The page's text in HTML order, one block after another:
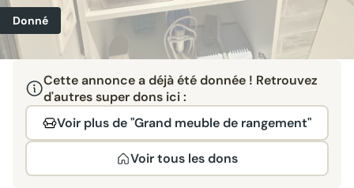
Donné
Cette annonce a déjà été donnée ! Retrouvez
d'autres super dons ici :
Voir plus de "Grand meuble de rangement"
Voir tous les dons